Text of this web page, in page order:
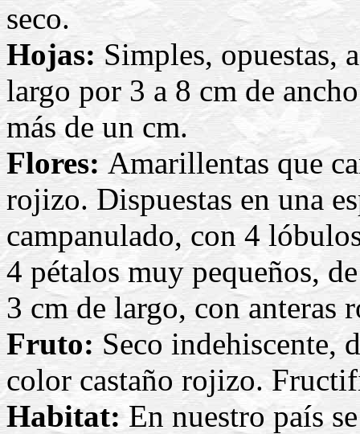
seco.
Hojas: Simples, opuestas,
largo por 3 a 8 cm de
más de un cm.
Flores:Amarillentas que
rojizo. Dispuestas en una
campanulado, con 4
4 pétalos muy pequeños,
3 cm de largo, con anteras
Fruto: Seco indehiscente,
color castaño rojizo.
Habitat:En nuestro país